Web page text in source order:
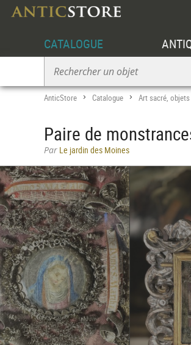
CATALOGUE
AnticStore > Catalogue > Art sacré,
Paire de
Par Le jardin des Moines